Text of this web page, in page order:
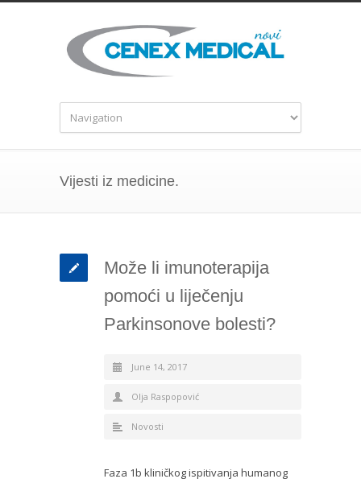
Vijesti iz medicine.
Može li imunoterapija
pomoći u liječenju
Parkinsonove bolesti?
June 14, 2017
Olja Raspopović
Novosti
Faza 1b kliničkog ispitivanja humanog